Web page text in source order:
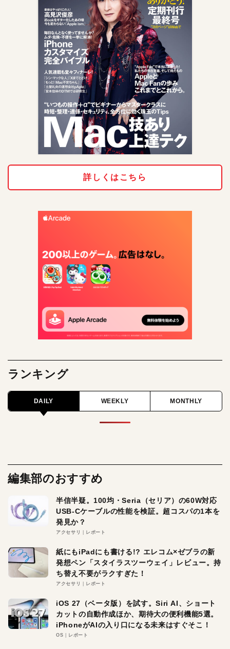
詳しくはこちら
ランキング
DAILY WEEKLY MONTHLY
編集部のおすすめ
半信半疑。100均・Seria（セリア）の60W対応
USB-Cケーブルの性能を検証。超コスパの1本を
発見か？
アクセサリ レポート
紙にもiPadにも書ける!? エレコム×ゼブラの新
発想ペン「スタイラスツーウェイ」レビュー。持
ち替え不要がラクすぎた！
アクセサリ レポート
iOS 27（ベータ版）を試す。Siri AI、ショート
カットの自動作成ほか、期待大の便利機能5選。
iPhoneがAIの入り口になる未来はすぐそこ！
OS レポート